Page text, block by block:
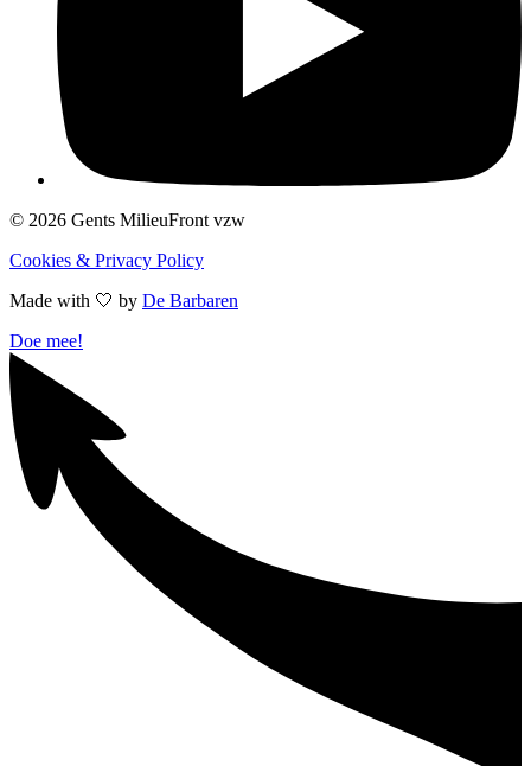
© 2026 Gents MilieuFront vzw
Cookies & Privacy Policy
Made with 🤍︎ by De Barbaren
Doe mee!